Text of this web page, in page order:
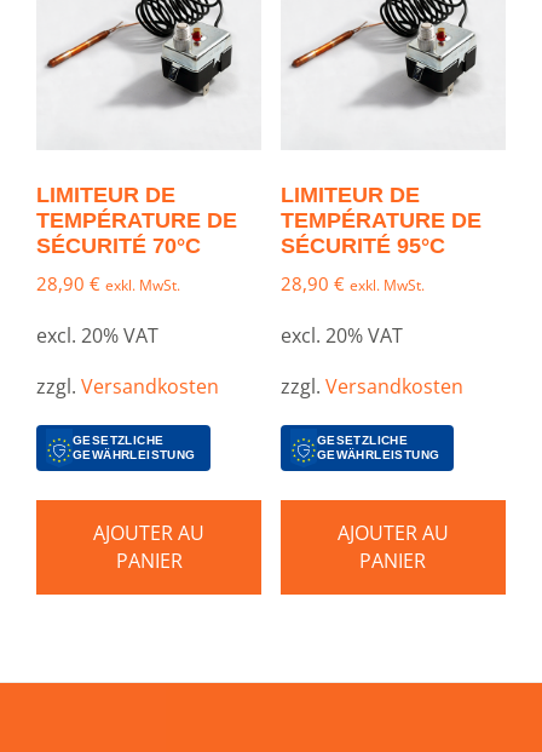
LIMITEUR DE
TEMPÉRATURE DE
SÉCURITÉ 70°C
28,90 € exkl. MwSt.
excl. 20% VAT
zzgl. Versandkosten
GESETZLICHE
GEWÄHRLEISTUNG
AJOUTER AU
PANIER
LIMITEUR DE
TEMPÉRATURE DE
SÉCURITÉ 95°C
28,90 € exkl. MwSt.
excl. 20% VAT
zzgl. Versandkosten
GESETZLICHE
GEWÄHRLEISTUNG
AJOUTER AU
PANIER